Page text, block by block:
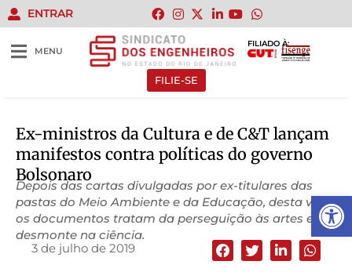
Abrir
ENTRAR
MENU
FILIADO À:
FILIE-SE
Ex-ministros da Cultura e de C&T lançam
manifestos contra políticas do governo
Bolsonaro
Depois das cartas divulgadas por ex-titulares das
pastas do Meio Ambiente e da Educação, desta vez,
os documentos tratam da perseguição às artes e do
desmonte na ciência.
3 de julho de 2019